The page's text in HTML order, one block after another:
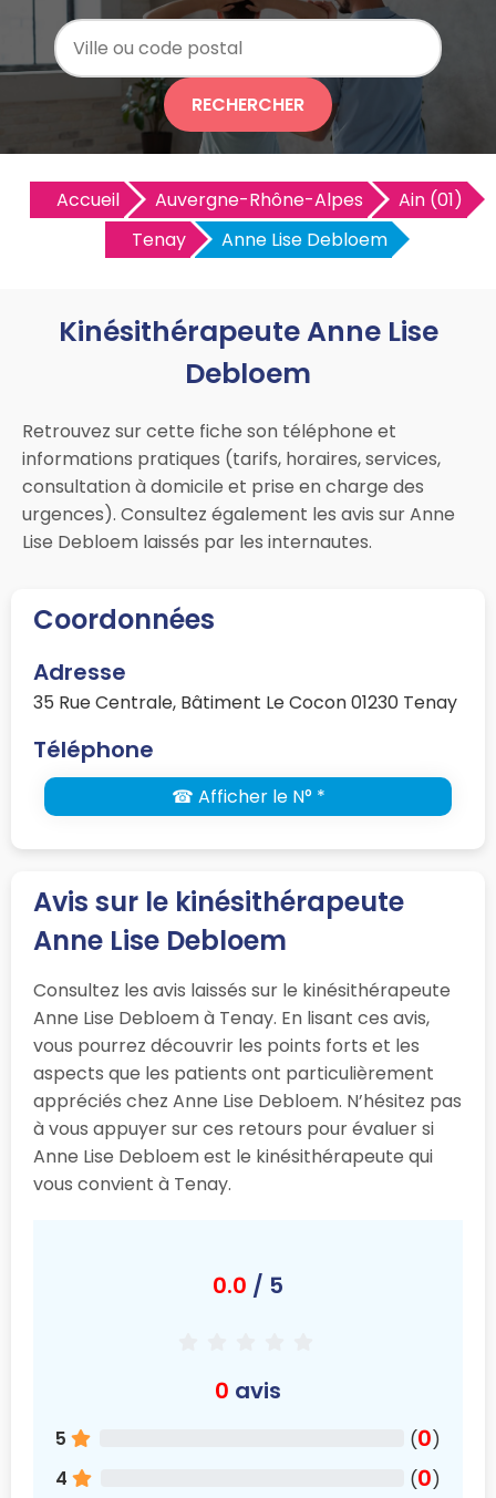
RECHERCHER
Accueil Auvergne-Rhône-Alpes
Ain (01)
Tenay
Anne Lise Debloem
Kinésithérapeute Anne Lise
Debloem
Retrouvez sur cette fiche son téléphone et
informations pratiques (tarifs, horaires, services,
consultation à domicile et prise en charge des
urgences). Consultez également les avis sur Anne
Lise Debloem laissés par les internautes.
Coordonnées
Adresse
35 Rue Centrale, Bâtiment Le Cocon 01230 Tenay
Téléphone
☎ Afficher le N° *
Avis sur le kinésithérapeute
Anne Lise Debloem
Consultez les avis laissés sur le kinésithérapeute
Anne Lise Debloem à Tenay. En lisant ces avis,
vous pourrez découvrir les points forts et les
aspects que les patients ont particulièrement
appréciés chez Anne Lise Debloem. N’hésitez pas
à vous appuyer sur ces retours pour évaluer si
Anne Lise Debloem est le kinésithérapeute qui
vous convient à Tenay.
0.0 / 5
0 avis
5 (0)
4
(0)